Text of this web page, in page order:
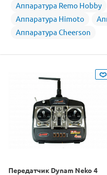
Аппаратура Remo Hobby
Аппаратура Himoto
Аппаратура Cheerson
Передатчик Dynam Neko 4